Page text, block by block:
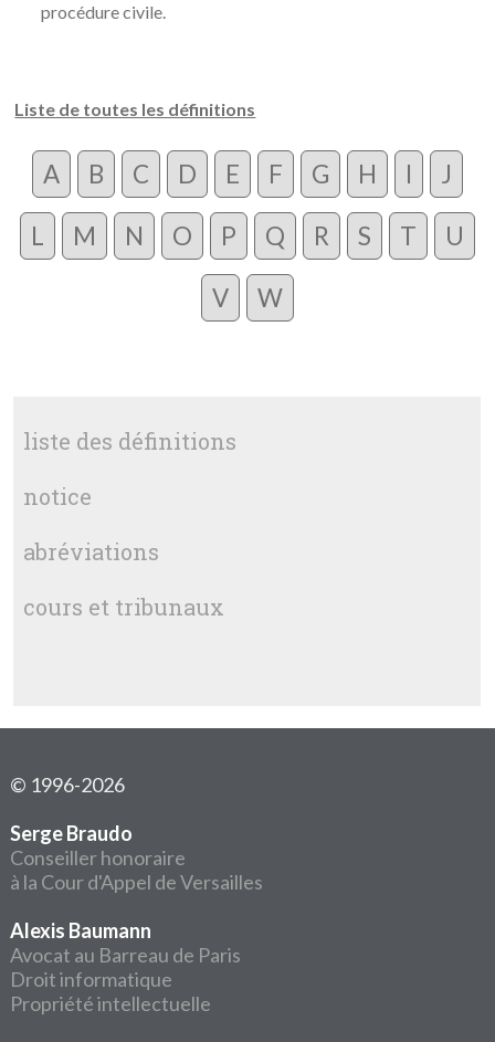
procédure civile.
Liste de toutes les définitions
A B C D E F G H I J
L M N O P Q R S T U
V W
liste des définitions
notice
abréviations
cours et tribunaux
© 1996-2026
Serge Braudo
Conseiller honoraire
à la Cour d'Appel de Versailles
Alexis Baumann
Avocat au Barreau de Paris
Droit informatique
Propriété intellectuelle